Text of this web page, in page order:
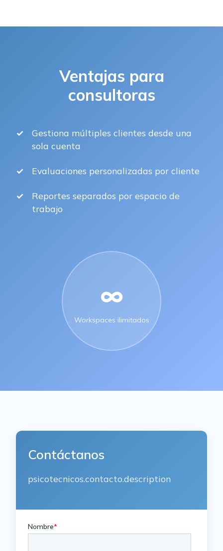
Ventajas para
consultoras
Gestiona múltiples clientes desde una
sola cuenta
Evaluaciones personalizadas por cliente
Reportes separados por espacio de
trabajo
∞
Workspaces ilimitados
Contáctanos
psicotecnicos.contacto.description